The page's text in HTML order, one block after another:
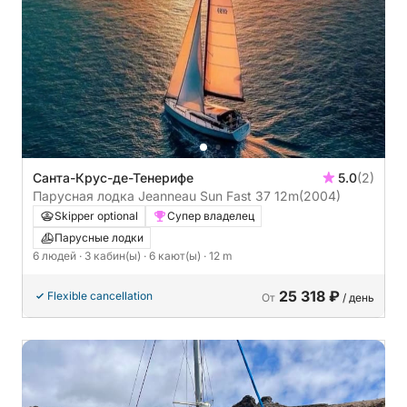
Санта-Крус-де-Тенерифе 5.0(2)
Парусная лодка Jeanneau Sun Fast 37 12m(2004)
Skipper optional
Супер владелец
Парусные лодки
6 людей · 3 кабин(ы) · 6 кают(ы) · 12 m
Flexible cancellation От 25 318 ₽ / день